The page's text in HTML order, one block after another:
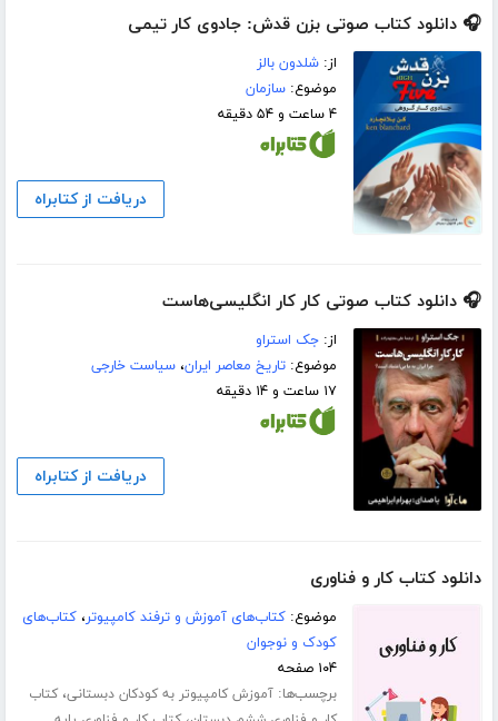
🎧 دانلود کتاب صوتی بزن قدش: جادوی کار تیمی
از:شلدون بالز
موضوع:سازمان
۴ ساعت و ۵۴ دقیقه
دریافت از کتابراه
🎧 دانلود کتاب صوتی کار کار انگلیسی‌هاست
از:جک استراو
موضوع:تاریخ معاصر ایران،سیاست خارجی
۱۷ ساعت و ۱۴ دقیقه
دریافت از کتابراه
دانلود کتاب کار و فناوری
موضوع:کتاب‌های آموزش و ترفند کامپیوتر،کتاب‌های
کودک و نوجوان
۱۰۴ صفحه
برچسب‌ها:آموزش کامپیوتر به کودکان دبستانی،کتاب